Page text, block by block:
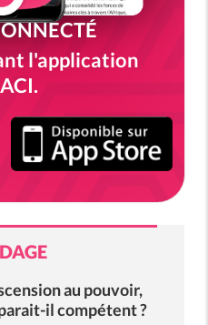
l'application
au pouvoir,
il compétent ?